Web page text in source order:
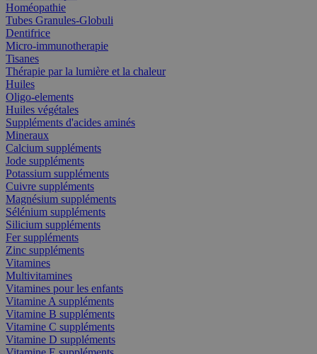
Homéopathie
Tubes Granules-Globuli
Dentifrice
Micro-immunotherapie
Tisanes
Thérapie par la lumière et la chaleur
Huiles
Oligo-elements
Huiles végétales
Suppléments d'acides aminés
Mineraux
Calcium suppléments
Jode suppléments
Potassium suppléments
Cuivre suppléments
Magnésium suppléments
Sélénium suppléments
Silicium suppléments
Fer suppléments
Zinc suppléments
Vitamines
Multivitamines
Vitamines pour les enfants
Vitamine A suppléments
Vitamine B suppléments
Vitamine C suppléments
Vitamine D suppléments